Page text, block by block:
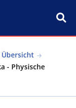
- Physische